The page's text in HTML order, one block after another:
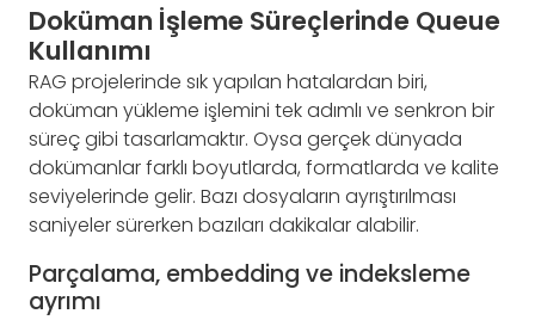
Doküman İşleme Süreçlerinde Queue
Kullanımı
RAG projelerinde sık yapılan hatalardan biri,
doküman yükleme işlemini tek adımlı ve senkron bir
süreç gibi tasarlamaktır. Oysa gerçek dünyada
dokümanlar farklı boyutlarda, formatlarda ve kalite
seviyelerinde gelir. Bazı dosyaların ayrıştırılması
saniyeler sürerken bazıları dakikalar alabilir.
Parçalama, embedding ve indeksleme
ayrımı